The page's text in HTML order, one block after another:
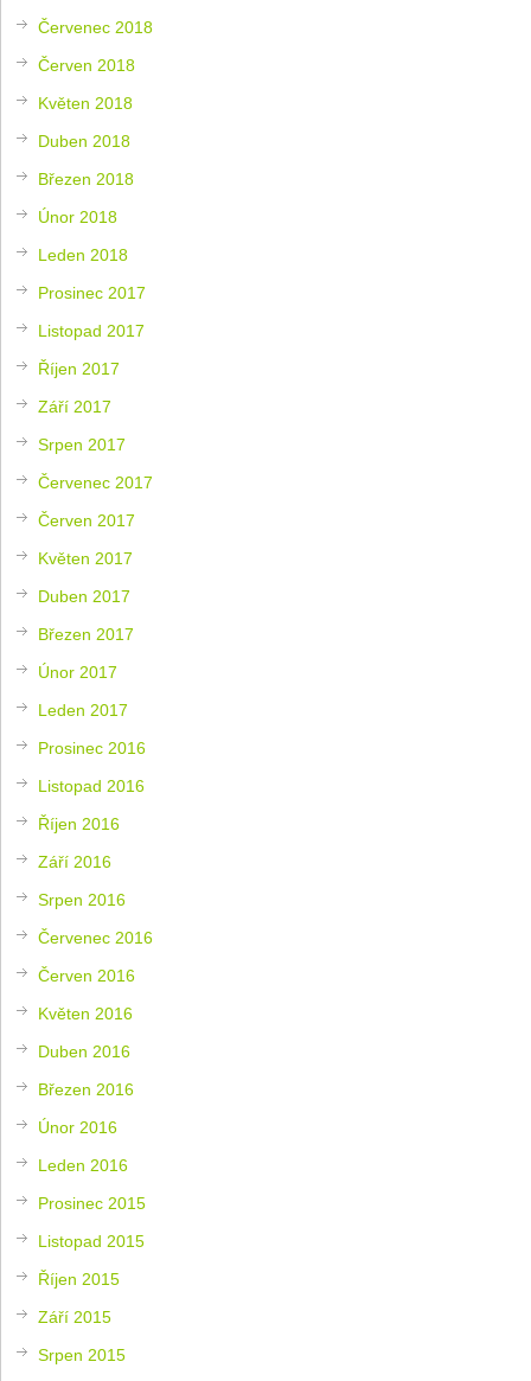
Červenec 2018
Červen 2018
Květen 2018
Duben 2018
Březen 2018
Únor 2018
Leden 2018
Prosinec 2017
Listopad 2017
Říjen 2017
Září 2017
Srpen 2017
Červenec 2017
Červen 2017
Květen 2017
Duben 2017
Březen 2017
Únor 2017
Leden 2017
Prosinec 2016
Listopad 2016
Říjen 2016
Září 2016
Srpen 2016
Červenec 2016
Červen 2016
Květen 2016
Duben 2016
Březen 2016
Únor 2016
Leden 2016
Prosinec 2015
Listopad 2015
Říjen 2015
Září 2015
Srpen 2015